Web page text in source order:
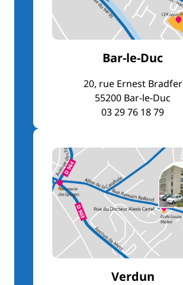
Bar-le-Duc
20, rue Ernest Bradfer
55200 Bar-le-Duc
03 29 76 18 79
Verdun